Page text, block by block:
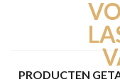
PRODUCTEN